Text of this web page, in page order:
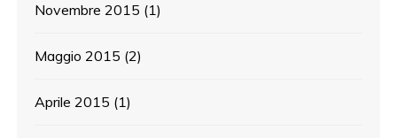
Novembre 2015 (1)
Maggio 2015 (2)
Aprile 2015 (1)